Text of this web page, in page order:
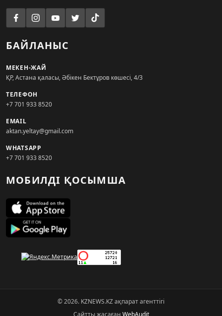
БАЙЛАНЫС
МЕКЕН-ЖАЙ
ҚР, Астана қаласы, Әбікен Бектұров көшесі, 4/3
ТЕЛЕФОН
+7 701 933 8520
EMAIL
aktan.yeltay@gmail.com
WHATSAPP
+7 701 933 8520
МОБИЛДІ ҚОСЫМША
© 2026. KZNEWS.KZ ақпарат агенттігі
Сайтты жасаған WebAudit